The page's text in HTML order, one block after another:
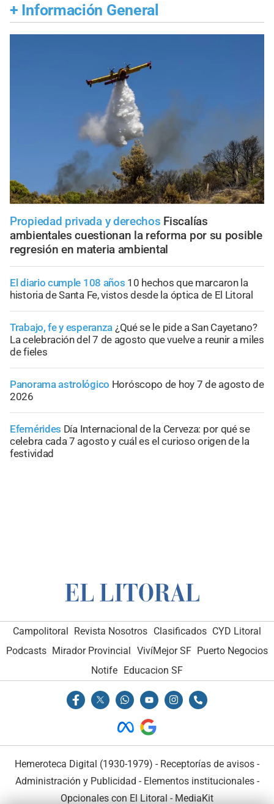
+ Información General
Propiedad privada y derechos Fiscalías
ambientales cuestionan la reforma por su posible
regresión en materia ambiental
El diario cumple 108 años 10 hechos que marcaron la
historia de Santa Fe, vistos desde la óptica de El Litoral
Trabajo, fe y esperanza ¿Qué se le pide a San Cayetano?
La celebración del 7 de agosto que vuelve a reunir a miles
de fieles
Panorama astrológico Horóscopo de hoy 7 de agosto de
2026
Efemérides Día Internacional de la Cerveza: por qué se
celebra cada 7 agosto y cuál es el curioso origen de la
festividad
Campolitoral Revista Nosotros Clasificados CYD Litoral
Podcasts Mirador Provincial VivíMejor SF Puerto Negocios
Notife Educacion SF
Hemeroteca Digital (1930-1979) - Receptorías de avisos -
Administración y Publicidad - Elementos institucionales-
Opcionales con El Litoral - MediaKit